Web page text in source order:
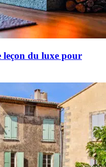
leçon du luxe pour